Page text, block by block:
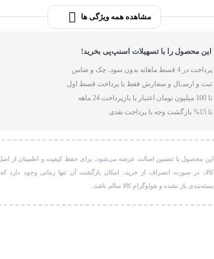
مشاهده همه ویژگی ها
این محصول را با تسهیلات اسنپ‌پی بخرید!
پرداخت در 4 قسط ماهانه بدون سود، چک و ضامن
ثبت و ارسـال و سفارش فقط با پرداخت قسط اول
تا 100 میلیون تومان اعتبار با بازپرداخت 24 ماهه
تا 15% بازگشت وجه با پرداخت نقدی
این محصول با تضمین اصالت عرضه می‌شود. برای حفظ کیفیت و اطمینان از
کالا، در صورت انصراف از خرید، امکان بازگشت آن تنها زمانی وجود دارد
بسته‌بندی باز نشده و هولوگرام کالا سالم باشد.